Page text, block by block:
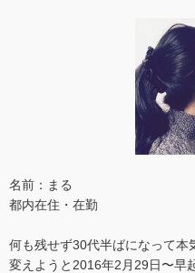
名前：まる
都内在住・在勤
何も残せず30代半ばになって本
変えようと2016年2月29日〜早